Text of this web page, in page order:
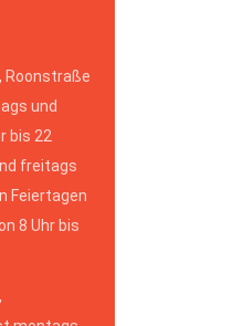
Roonstraße
und
bis 22
freitags
Feiertagen
8 Uhr bis